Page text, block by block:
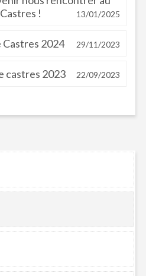
!
13/01/2025
Castres 2024 29/11/2023
castres 2023 22/09/2023